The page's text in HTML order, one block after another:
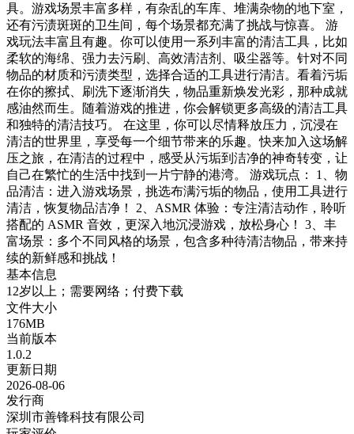
具。游戏场景丰富多样，有杂乱的车库、堆满杂物的地下室，
还有污渍斑斑的卫生间，每个场景都充满了挑战与惊喜。 游
戏玩法丰富且有趣。你可以使用一系列丰富的清洁工具，比如
柔软的海绵、强力去污刷、高效清洁剂、吸尘器等。针对不同
物品的材质和污渍类型，选择合适的工具进行清洁。看着污垢
在你的擦拭、刷洗下逐渐消失，物品重新焕发光彩，那种成就
感油然而生。随着游戏的推进，你会解锁更多高级的清洁工具
和独特的清洁技巧。 在这里，你可以尽情释放压力，沉浸在
清洁的世界里，享受每一个细节带来的乐趣。快来加入这场解
压之旅，在清洁的过程中，感受从污垢到洁净的神奇转变，让
自己在繁忙的生活中找到一片宁静的港湾。 游戏玩点： 1、物
品清洁：进入游戏场景，挑选布满污垢的物品，使用工具进行
清洁，恢复物品洁净！ 2、ASMR 体验：专注清洁动作，聆听
搭配的 ASMR 音效，更深入地沉浸游戏，放松身心！ 3、丰
富场景：多个不同风格的场景，包含多种待清洁物品，带来持
续的新鲜感和挑战！
基本信息
12岁以上；需要网络；付费下载
文件大小
176MB
当前版本
1.0.2
更新日期
2026-08-06
发行商
深圳市善锋科技有限公司